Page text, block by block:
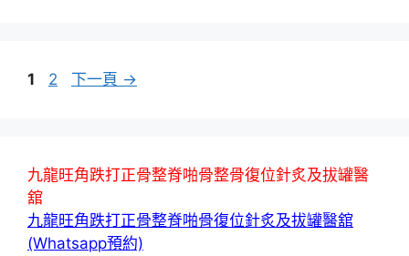
頁
1
頁
2 下一頁 →
九龍旺角跌打正骨整脊啪骨整骨復位針炙及拔罐醫
舘
九龍旺角跌打正骨整脊啪骨復位針炙及拔罐醫舘
(Whatsapp預約)